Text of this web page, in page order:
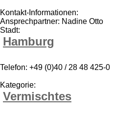
Kontakt-Informationen:
Ansprechpartner: Nadine Otto
Stadt:
Hamburg
Telefon: +49 (0)40 / 28 48 425-0
Kategorie:
Vermischtes